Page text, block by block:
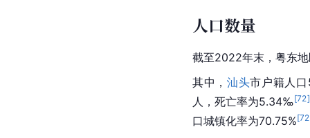
人口数量
截至2022年末，粤东
其中，汕头市 户籍人
人，死亡率为5.34‰[72]
口城镇化率为70.75%[72